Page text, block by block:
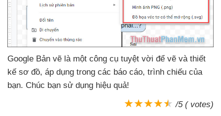
Google Bản vẽ là một công cụ tuyệt vời để vẽ và thiết
kế sơ đồ, áp dụng trong các báo cáo, trình chiếu của
bạn. Chúc bạn sử dụng hiệu quả!
/5 ( votes)